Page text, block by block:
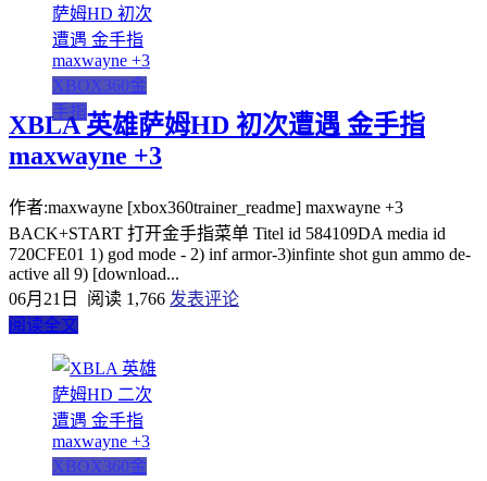
XBOX360金
手指
XBLA 英雄萨姆HD 初次遭遇 金手指
maxwayne +3
作者:maxwayne [xbox360trainer_readme] maxwayne +3
BACK+START 打开金手指菜单 Titel id 584109DA media id
720CFE01 1) god mode - 2) inf armor-3)infinte shot gun ammo de-
active all 9) [download...
06月21日
阅读 1,766 发表评论
阅读全文
XBOX360金